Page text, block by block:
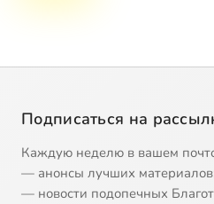
Подписаться на
Каждую неделю в вашем
— анонсы лучших
— новости подопечных